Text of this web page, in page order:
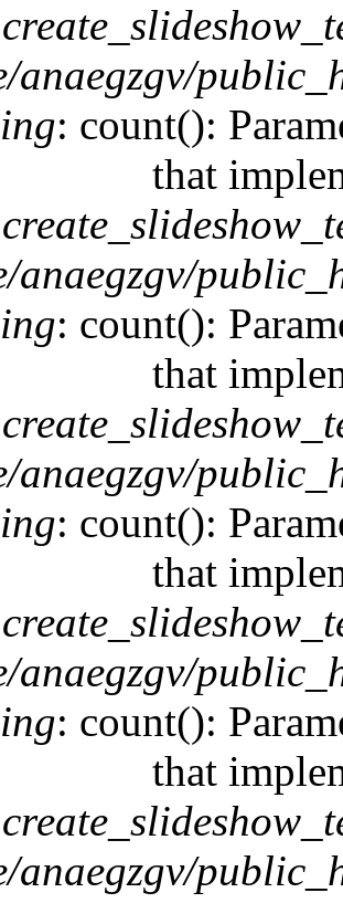
anaegzgv/
: count():
that
anaegzgv/
: count():
that
anaegzgv/
: count():
that
anaegzgv/
: count():
that
anaegzgv/